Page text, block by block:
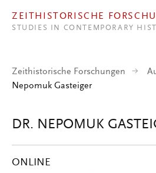
ZEITHISTORISCHE
STUDIES IN CONTEMPORARY
Zeithistorische Forschungen
Nepomuk Gasteiger
DR. NEPOMUK
ONLINE